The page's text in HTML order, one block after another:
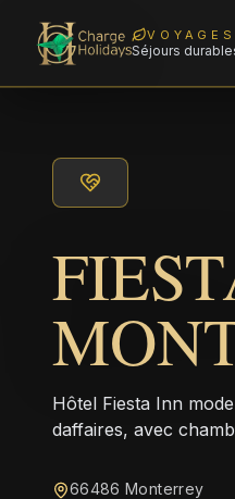
Séjours
Hôtel Fiesta Inn
daffaires, avec
66486 Monterrey